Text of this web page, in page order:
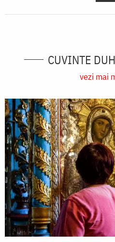
CUVINTE
vezi mai